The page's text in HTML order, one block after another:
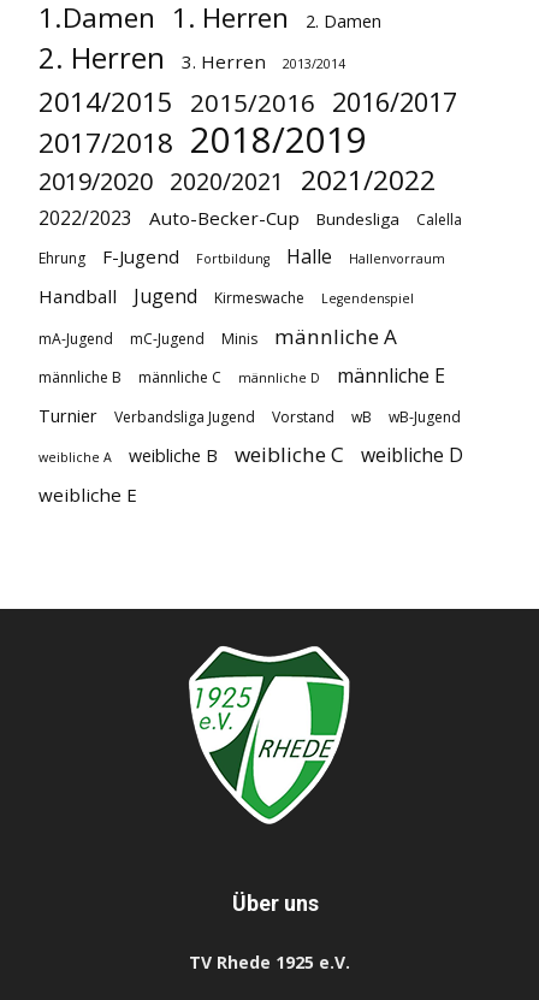
1.Damen 1. Herren 2. Damen
2. Herren 3. Herren 2013/2014
2014/2015 2015/2016 2016/2017
2017/2018 2018/2019
2019/2020 2020/2021 2021/2022
2022/2023 Auto-Becker-Cup Bundesliga
Calella
Ehrung
F-Jugend Fortbildung Halle Hallenvorraum
Handball Jugend Kirmeswache Legendenspiel
mA-Jugend mC-Jugend Minis männliche A
männliche B männliche C männliche D männliche E
Turnier Verbandsliga Jugend Vorstand wB wB-Jugend
weibliche A weibliche B weibliche C weibliche D
weibliche E
Über uns
TV Rhede 1925 e.V.